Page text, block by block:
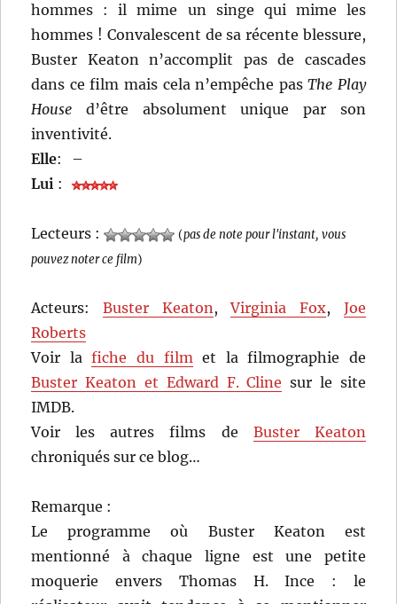
hommes : il mime un singe qui mime les
hommes ! Convalescent de sa récente blessure,
Buster Keaton n’accomplit pas de cascades
dans ce film mais cela n’empêche pasThe Play
House d’être absolument unique par son
inventivité.
Elle:
–
Lui :
Lecteurs : (pas de note pour l'instant, vous
pouvez noter ce film)
Acteurs: Buster Keaton,Virginia Fox, Joe
Roberts
Voir lafiche du filmet la filmographie de
Buster Keaton et Edward F. Cline sur le site
IMDB.
Voir les autres films de Buster Keaton
chroniqués sur ce blog…
Remarque :
Le programme où Buster Keaton est
mentionné à chaque ligne est une petite
moquerie envers Thomas H. Ince : le